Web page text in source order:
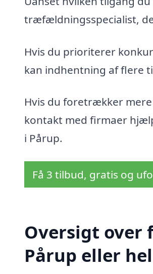
træfældningsspecialist,
Hvis du prioriterer
kan indhentning af flere
Hvis du foretrækker
kontakt med firmaer
i Pårup.
Få 3 tilbud, gratis og
Oversigt
Pårup eller